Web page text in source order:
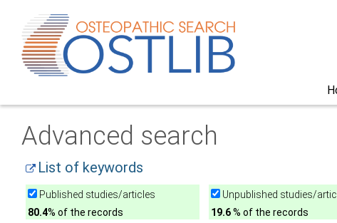
Advanced search
List of keywords
Published studies/articles
80.4% of the records
Unpublished studies/
19.6% of the records